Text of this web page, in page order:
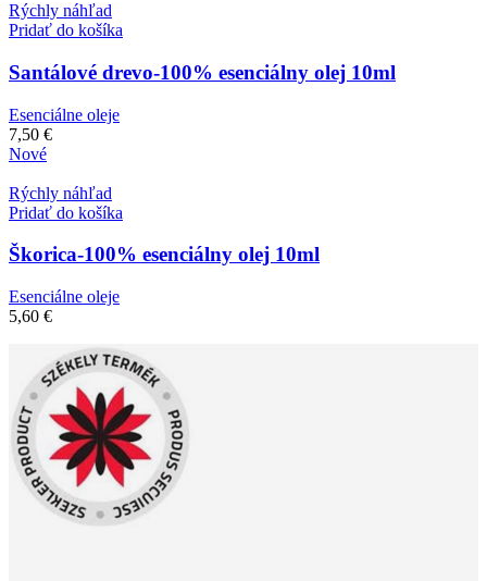
Rýchly náhľad
Pridať do košíka
Santálové drevo-100% esenciálny olej 10ml
Esenciálne oleje
7,50 €
Nové
Rýchly náhľad
Pridať do košíka
Škorica-100% esenciálny olej 10ml
Esenciálne oleje
5,60 €